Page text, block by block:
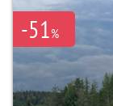
-51%